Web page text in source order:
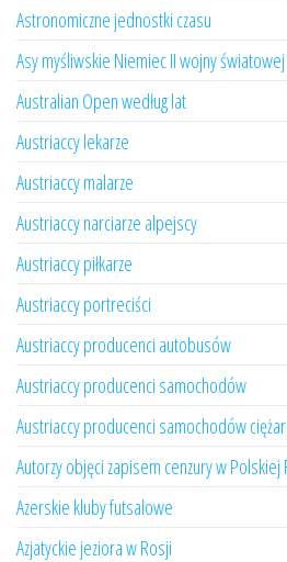
Astronomiczne jednostki czasu
Asy myśliwskie Niemiec II wojny światowej
Australian Open według lat
Austriaccy lekarze
Austriaccy malarze
Austriaccy narciarze alpejscy
Austriaccy piłkarze
Austriaccy portreciści
Austriaccy producenci autobusów
Austriaccy producenci samochodów
Austriaccy producenci samochodów
Autorzy objęci zapisem cenzury w
Azerskie kluby futsalowe
Azjatyckie jeziora w Rosji